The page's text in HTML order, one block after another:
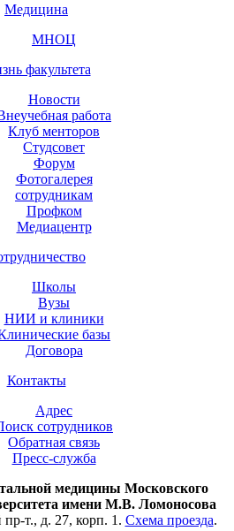
Медицина
МНОЦ
факультета
Новости
работа
Клуб менторов
Студсовет
Форум
Фотогалерея
сотрудникам
Профком
Медиацентр
Школы
Вузы
НИИ и клиники
базы
Договора
Контакты
Адрес
сотрудников
Обратная связь
Пресс-служба
медицины Московского
имени М.В. Ломоносова
т., д. 27, корп. 1. Схема проезда.